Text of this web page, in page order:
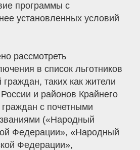
программы с
установленных условий
рассмотреть
в список льготников
граждан, таких как жители
и районов Крайнего
с почетными
(«Народный
Федерации», «Народный
Федерации»,